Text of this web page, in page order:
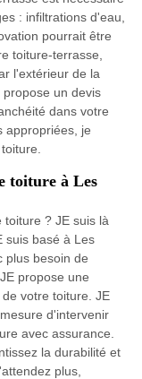
: infiltrations d'eau,
pourrait être
toiture-terrasse,
l'extérieur de la
un devis
dans votre
appropriées, je
toiture à Les
? JE suis là
suis basé à Les
plus besoin de
propose une
votre toiture. JE
d'intervenir
avec assurance.
la durabilité et
plus,